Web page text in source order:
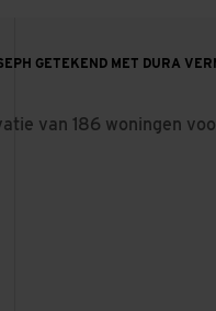
GETEKEND MET DURA
van 186 woningen